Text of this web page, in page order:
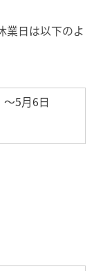
業日は以下のよ
5月6日